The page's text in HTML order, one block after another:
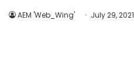
AEM 'Web_Wing' July 29, 2021